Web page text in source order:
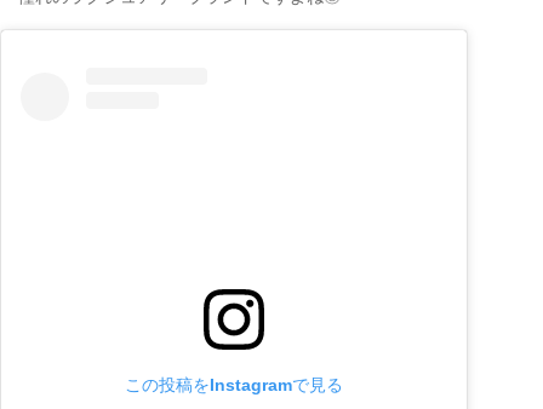
この投稿をInstagramで見る